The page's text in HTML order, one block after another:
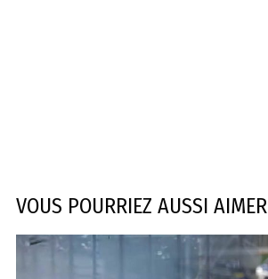
VOUS POURRIEZ AUSSI AIMER